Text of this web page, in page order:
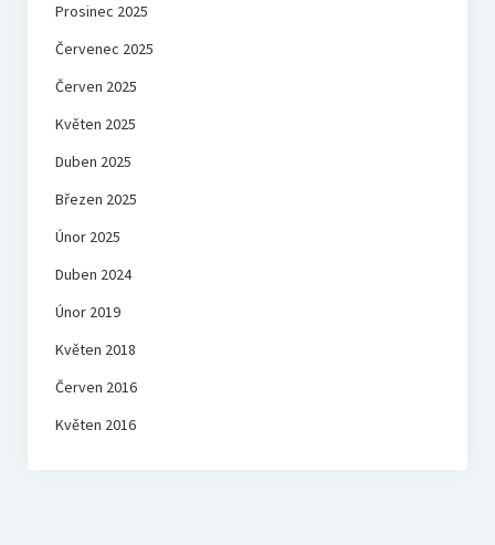
Prosinec 2025
Červenec 2025
Červen 2025
Květen 2025
Duben 2025
Březen 2025
Únor 2025
Duben 2024
Únor 2019
Květen 2018
Červen 2016
Květen 2016